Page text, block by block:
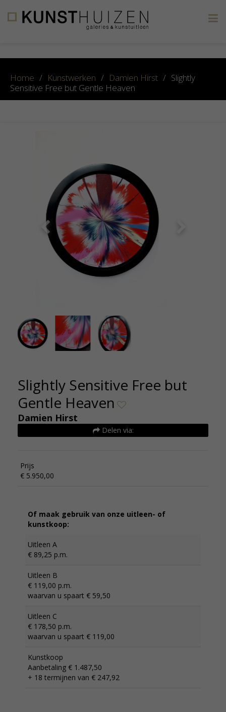
Home / Kunstwerken / Damien Hirst / Slightly
Sensitive Free but Gentle Heaven
Heaven-origineel-40x40cm-kunsthuizen
Slightly Sensitive Free but
Gentle Heaven
Damien Hirst
Delen via:
Prijs
€ 5.950,00
Of maak gebruik van onze uitleen- of
kunstkoop:
Uitleen A
€ 89,25 p.m.
Uitleen B
€ 119,00 p.m.
waarvan u spaart € 59,50
Uitleen C
€ 178,50 p.m.
waarvan u spaart € 119,00
Kunstkoop
Aanbetaling € 1.487,50
+ 18 termijnen van € 247,92